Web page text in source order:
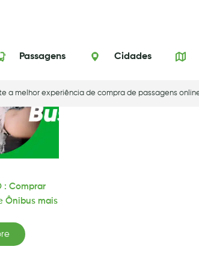
Passagens Cidades
a melhor experiência de compra de passagens
: Comprar
Ônibus mais